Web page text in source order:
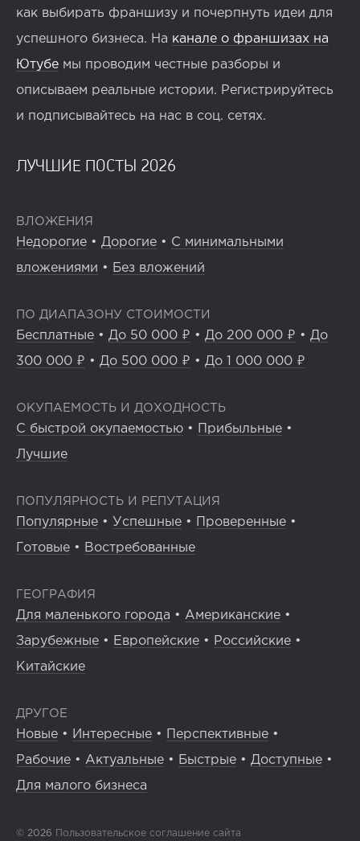
как выбирать франшизу и почерпнуть идеи для
успешного бизнеса. На канале о франшизах на
Ютубе мы проводим честные разборы и
описываем реальные истории. Регистрируйтесь
и подписывайтесь на нас в соц. сетях.
ЛУЧШИЕ ПОСТЫ 2026
ВЛОЖЕНИЯ
Недорогие • Дорогие • С минимальными
вложениями • Без вложений
ПО ДИАПАЗОНУ СТОИМОСТИ
Бесплатные • До 50 000 ₽ • До 200 000 ₽ • До
300 000 ₽ • До 500 000 ₽ • До 1 000 000 ₽
ОКУПАЕМОСТЬ И ДОХОДНОСТЬ
С быстрой окупаемостью • Прибыльные •
Лучшие
ПОПУЛЯРНОСТЬ И РЕПУТАЦИЯ
Популярные • Успешные • Проверенные •
Готовые • Востребованные
ГЕОГРАФИЯ
Для маленького города • Американские •
Зарубежные • Европейские • Российские •
Китайские
ДРУГОЕ
Новые • Интересные • Перспективные •
Рабочие • Актуальные • Быстрые • Доступные •
Для малого бизнеса
© 2026 Пользовательское соглашение сайта